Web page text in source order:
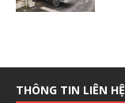
THÔNG TIN LIÊN HỆ